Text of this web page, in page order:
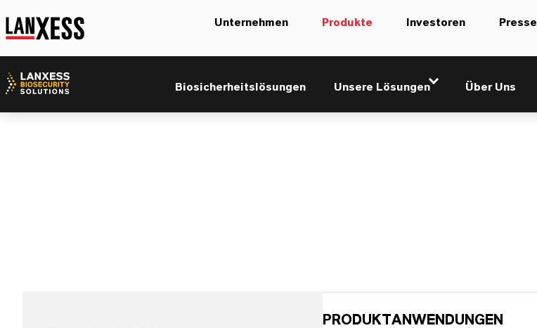
Unternehmen Produkte Investoren Presse
Biosicherheitslösungen Unsere Lösungen Über Uns
Egg wash powders Low Foam
PRODUKTANWENDUNGEN